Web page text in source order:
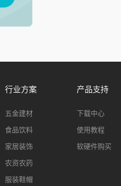
行业方案
五金建材
食品饮料
家居装饰
农资农药
服装鞋帽
产品支持
下载中心
使用教程
软硬件购买